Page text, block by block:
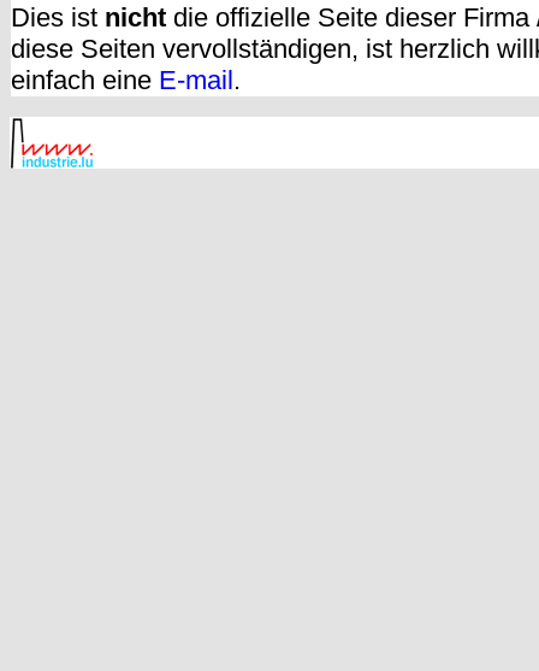
Dies ist nicht die offizielle Seite dieser
diese Seiten vervollständigen, ist herzlich
einfach eine E-mail.